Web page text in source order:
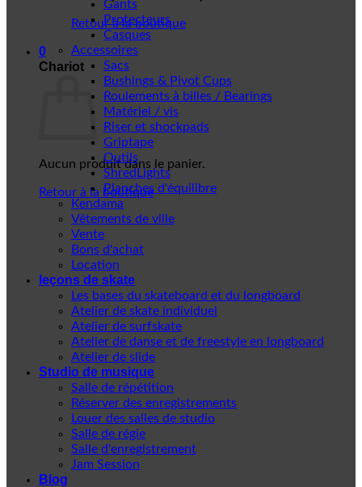
Retour à la boutique
0
Chariot
Aucun produit dans le panier.
Retour à la boutique
Gants
Protecteurs
Casques
Accessoires
Sacs
Bushings & Pivot Cups
Roulements à billes / Bearings
Matériel / vis
Riser et shockpads
Griptape
Outils
ShredLights
Planches d'équilibre
Kendama
Vêtements de ville
Vente
Bons d'achat
Location
leçons de skate
Les bases du skateboard et du longboard
Atelier de skate individuel
Atelier de surfskate
Atelier de danse et de freestyle en longboard
Atelier de slide
Studio de musique
Salle de répétition
Réserver des enregistrements
Louer des salles de studio
Salle de régie
Salle d'enregistrement
Jam Session
Blog